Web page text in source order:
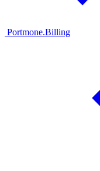
Portmone.Billing